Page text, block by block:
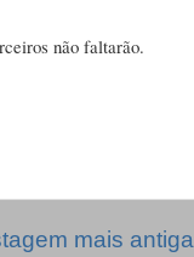
não faltarão.
mais antiga